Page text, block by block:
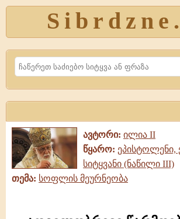
Search
ავტორი: ილია II
წყარო: ეპისტოლენი,
სიტყვანი (ნაწილი III)
თემა: სოფლის მეურნეობა